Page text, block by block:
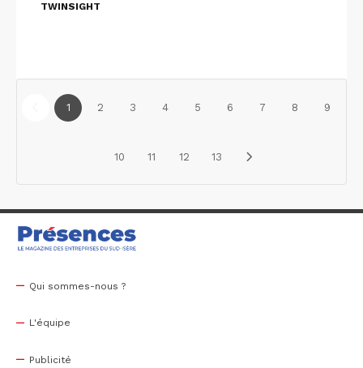
TWINSIGHT
1 2 3 4 5 6 7 8 9
10 11 12 13
Qui sommes-nous ?
L'équipe
Publicité